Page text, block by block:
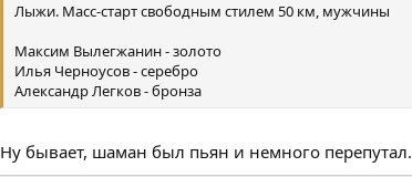
Лыжи. Масс-старт свободным стилем 50 км, мужчины
Максим Вылегжанин - золото
Илья Черноусов - серебро
Александр Легков - бронза
Ну бывает, шаман был пьян и немного перепутал.